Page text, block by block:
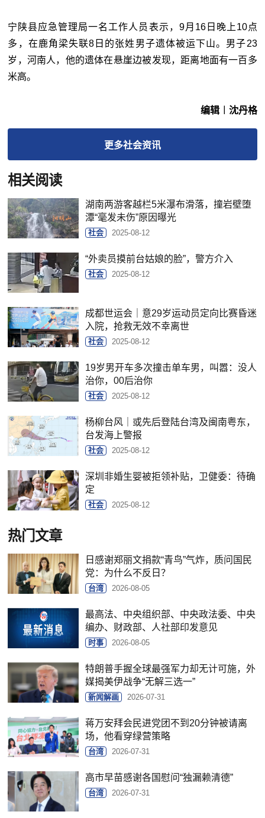
宁陕县应急管理局一名工作人员表示，9月16日晚上10点
多，在鹿角梁失联8日的张姓男子遗体被运下山。男子23
岁，河南人，他的遗体在悬崖边被发现，距离地面有一百多
米高。
编辑︱沈丹格
更多社会资讯
相关阅读
湖南两游客越栏5米瀑布滑落，撞岩壁堕
潭“毫发未伤”原因曝光
社会 2025-08-12
“外卖员摸前台姑娘的脸”，警方介入
社会 2025-08-12
成都世运会｜意29岁运动员定向比赛昏迷
入院，抢救无效不幸离世
社会 2025-08-12
19岁男开车多次撞击单车男，叫嚣：没人
治你，00后治你
社会 2025-08-12
杨柳台风｜或先后登陆台湾及闽南粤东，
台发海上警报
社会 2025-08-12
深圳非婚生婴被拒领补贴，卫健委：待确
定
社会 2025-08-12
热门文章
日感谢郑丽文捐款“青鸟”气炸，质问国民
党：为什么不反日？
台湾 2026-08-05
最高法、中央组织部、中央政法委、中央
编办、财政部、人社部印发意见
时事 2026-08-05
特朗普手握全球最强军力却无计可施，外
媒揭美伊战争“无解三选一”
新闻解画 2026-07-31
蒋万安拜会民进党团不到20分钟被请离
场，他看穿绿营策略
台湾 2026-07-31
高市早苗感谢各国慰问“独漏赖清德”
台湾 2026-07-31